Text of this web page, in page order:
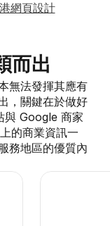
網頁設計
而出
無法發揮其應有
，關鍵在於做好
與 Google 商家
的商業資訊一
務地區的優質內